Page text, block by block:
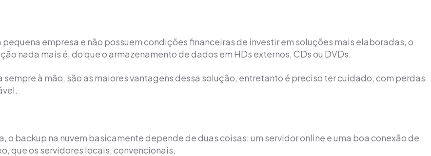
empresa e não possuem condições financeiras de investir em soluções mais elaboradas, o
nada mais é, do que o armazenamento de dados em HDs externos, CDs ou DVDs.
à mão, são as maiores vantagens dessa solução, entretanto é preciso ter cuidado, com perdas
backup na nuvem basicamente depende de duas coisas: um servidor online e uma boa conexão de
que os servidores locais, convencionais,